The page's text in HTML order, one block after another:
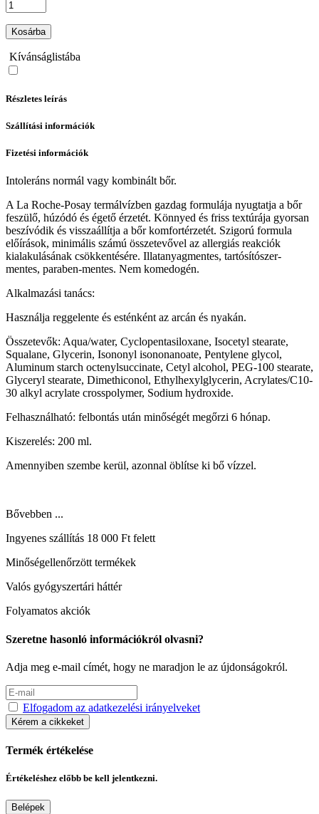
Kosárba
Kívánságlistába
Részletes leírás
Szállítási információk
Fizetési információk
Intoleráns normál vagy kombinált bőr.
A La Roche-Posay termálvízben gazdag formulája nyugtatja a bőr
feszülő, húzódó és égető érzetét. Könnyed és friss textúrája gyorsan
beszívódik és visszaállítja a bőr komfortérzetét. Szigorú formula
előírások, minimális számú összetevővel az allergiás reakciók
kialakulásának csökkentésére. Illatanyagmentes, tartósítószer-
mentes, paraben-mentes. Nem komedogén.
Alkalmazási tanács:
Használja reggelente és esténként az arcán és nyakán.
Összetevők: Aqua/water, Cyclopentasiloxane, Isocetyl stearate,
Squalane, Glycerin, Isononyl isononanoate, Pentylene glycol,
Aluminum starch octenylsuccinate, Cetyl alcohol, PEG-100 stearate,
Glyceryl stearate, Dimethiconol, Ethylhexylglycerin, Acrylates/C10-
30 alkyl acrylate crosspolymer, Sodium hydroxide.
Felhasználható: felbontás után minőségét megőrzi 6 hónap.
Kiszerelés: 200 ml.
Amennyiben szembe kerül, azonnal öblítse ki bő vízzel.
Bővebben ...
Ingyenes szállítás 18 000 Ft felett
Minőségellenőrzött termékek
Valós gyógyszertári háttér
Folyamatos akciók
Szeretne hasonló információkról olvasni?
Adja meg e-mail címét, hogy ne maradjon le az újdonságokról.
Elfogadom az adatkezelési irányelveket
Kérem a cikkeket
Termék értékelése
Értékeléshez előbb be kell jelentkezni.
Belépek